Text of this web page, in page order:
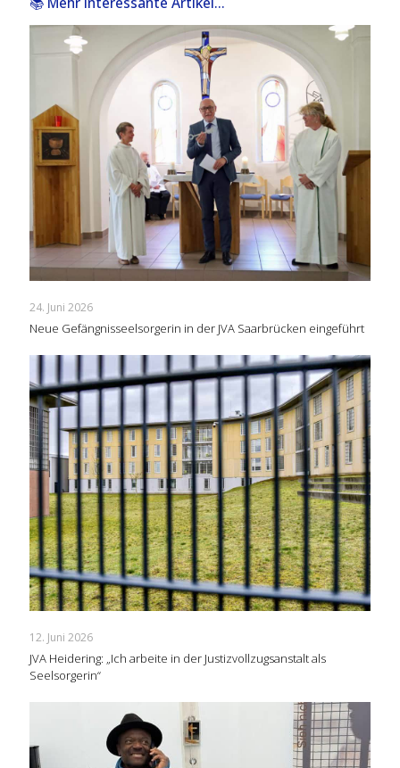
24. Juni 2026
Neue Gefängnisseelsorgerin in der JVA Saarbrücken eingeführt
12. Juni 2026
JVA Heidering: „Ich arbeite in der Justizvollzugsanstalt als
Seelsorgerin“